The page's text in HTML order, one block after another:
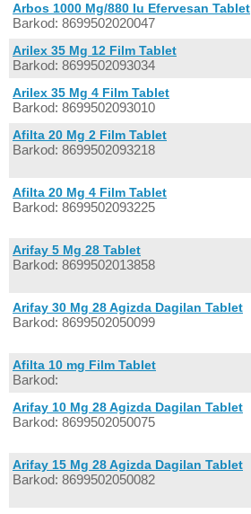
Arbos 1000 Mg/880 Iu Efervesan Tablet
Barkod: 8699502020047
Arilex 35 Mg 12 Film Tablet
Barkod: 8699502093034
Arilex 35 Mg 4 Film Tablet
Barkod: 8699502093010
Afilta 20 Mg 2 Film Tablet
Barkod: 8699502093218
Afilta 20 Mg 4 Film Tablet
Barkod: 8699502093225
Arifay 5 Mg 28 Tablet
Barkod: 8699502013858
Arifay 30 Mg 28 Agizda Dagilan Tablet
Barkod: 8699502050099
Afilta 10 mg Film Tablet
Barkod:
Arifay 10 Mg 28 Agizda Dagilan Tablet
Barkod: 8699502050075
Arifay 15 Mg 28 Agizda Dagilan Tablet
Barkod: 8699502050082